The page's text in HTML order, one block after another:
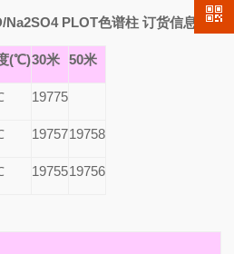
Na2SO4 PLOT色谱柱 订货信息：
(℃)30米 50米
19775
1975719758
1975519756